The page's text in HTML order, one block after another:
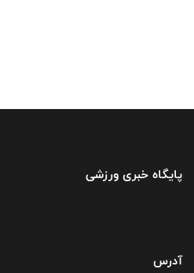
پایگاه خبری ورزشی
آدرس